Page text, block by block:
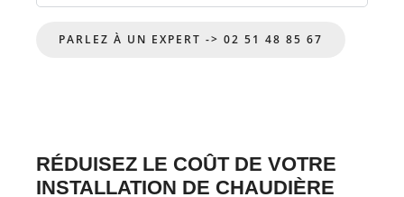
PARLEZ À UN EXPERT -> 02 51 48 85 67
RÉDUISEZ LE COÛT DE VOTRE
INSTALLATION DE CHAUDIÈRE